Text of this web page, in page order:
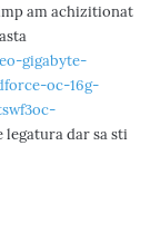
am achizitionat
gigabyte-
oc-16g-
legatura dar sa sti